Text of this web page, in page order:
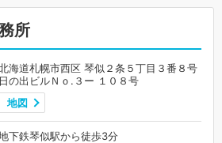
所
海道札幌市西区 琴似２条５丁目３番８号
日の出ビルＮｏ.３ー １０８号
地図
下鉄琴似駅から徒歩3分